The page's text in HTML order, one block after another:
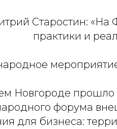
Старостин:
практики и
Новгороде прошло
форума
для бизнеса: